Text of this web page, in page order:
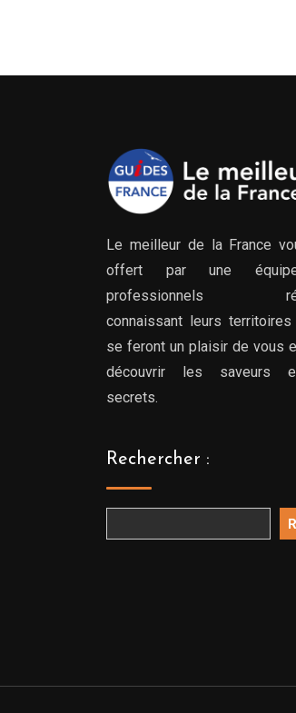
Le meilleur de la France
offert par une
professionnels
connaissant leurs
se feront un plaisir de vous
découvrir les saveurs
secrets.
Rechercher :